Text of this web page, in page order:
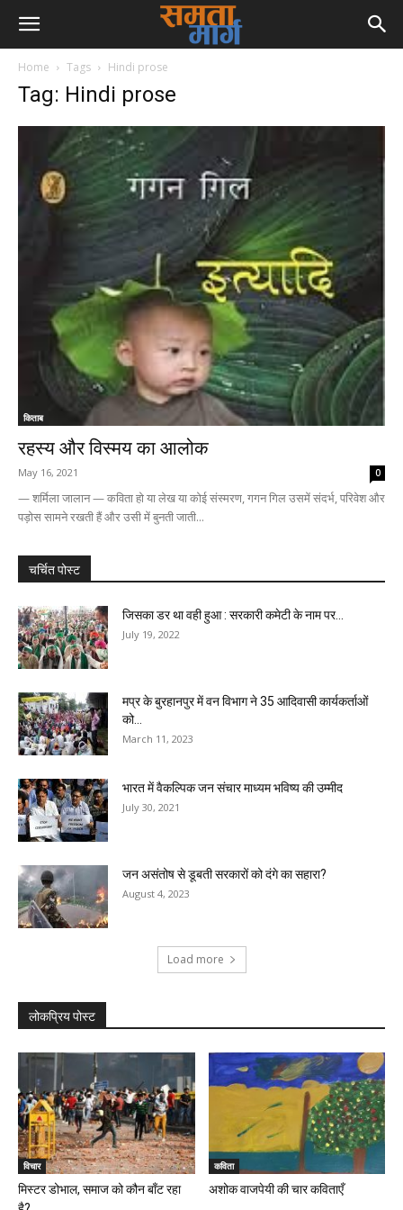
Home Tags Hindi prose
Tag: Hindi prose
किताब
रहस्य और विस्मय का आलोक
May 16, 2021 0
— शर्मिला जालान — कविता हो या लेख या कोई संस्मरण, गगन गिल उसमें संदर्भ, परिवेश और
पड़ोस सामने रखती हैं और उसी में बुनती जाती...
चर्चित पोस्ट
जिसका डर था वही हुआ : सरकारी कमेटी के नाम पर...
July 19, 2022
मप्र के बुरहानपुर में वन विभाग ने 35 आदिवासी कार्यकर्ताओं
को...
March 11, 2023
भारत में वैकल्पिक जन संचार माध्यम भविष्य की उम्मीद
July 30, 2021
जन असंतोष से डूबती सरकारों को दंगे का सहारा?
August 4, 2023
Load more
लोकप्रिय पोस्ट
विचार
मिस्टर डोभाल, समाज को कौन बाँट रहा
कविता
अशोक वाजपेयी की चार कविताएँ